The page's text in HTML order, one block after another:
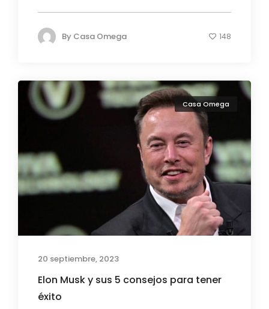
By Casa Omega 148
Casa Omega
20 septiembre, 2023
Elon Musk y sus 5 consejos para tener
éxito